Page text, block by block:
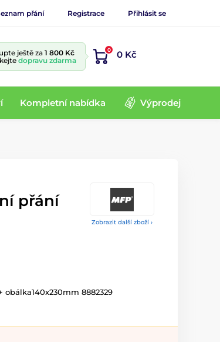
přání Registrace Přihlásit se
ještě za 1 800 Kč
dopravu zdarma
0 0 Kč
Kompletní nabídka Výprodej
Zobrazit další zboží ›
přání
8882329